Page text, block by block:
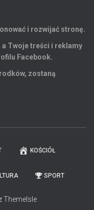
i rozwijać stronę.
a Twoje treści i reklamy
Facebook.
zostaną
KOŚCIÓŁ
SPORT
ThemeIsle